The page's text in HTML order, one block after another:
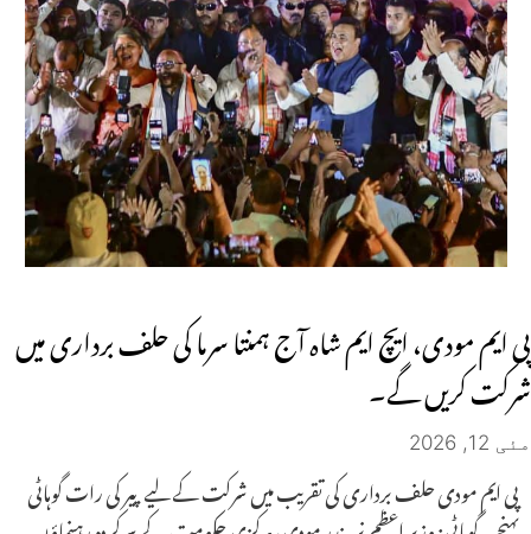
پی ایم مودی، ایچ ایم شاہ آج ہمنتا سرما کی حلف برداری میں
شرکت کریں گے۔
مئی 12, 2026
پی ایم مودی حلف برداری کی تقریب میں شرکت کے لیے پیر کی رات گوہاٹی